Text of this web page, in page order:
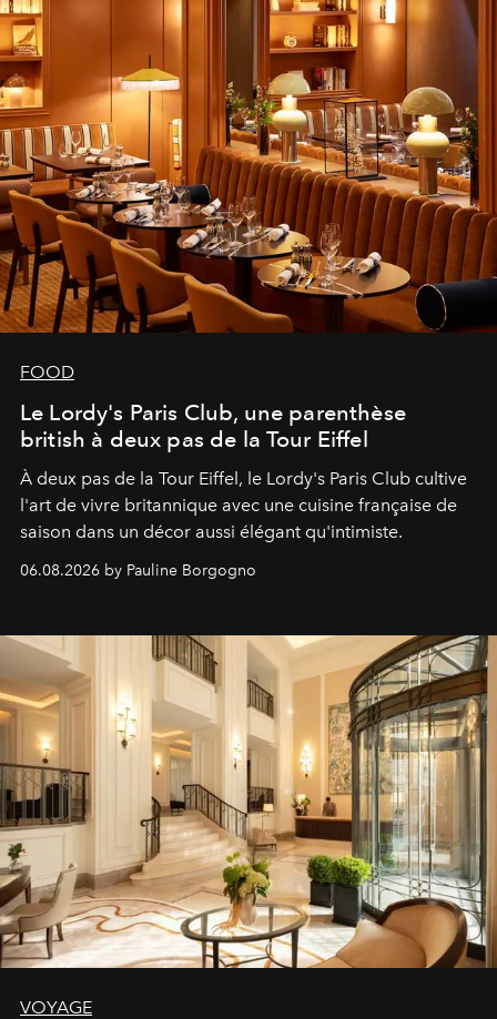
FOOD
Le Lordy's Paris Club, une parenthèse
british à deux pas de la Tour Eiffel
À deux pas de la Tour Eiffel, le Lordy's Paris Club cultive
l'art de vivre britannique avec une cuisine française de
saison dans un décor aussi élégant qu'intimiste.
06.08.2026 by Pauline Borgogno
VOYAGE